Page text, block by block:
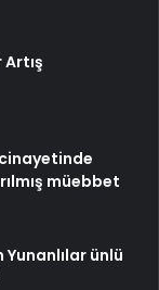
müebbet
ünlü